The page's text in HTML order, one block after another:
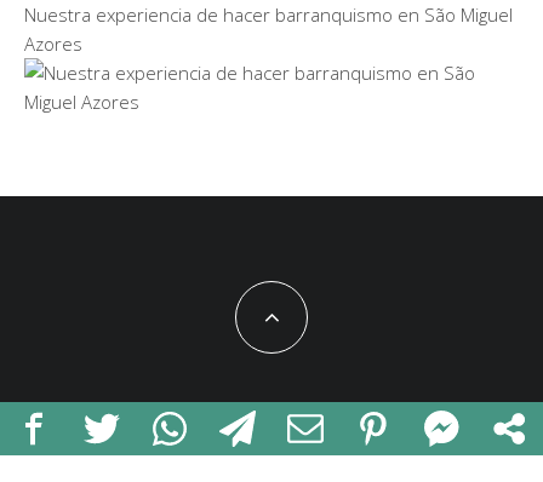
Nuestra experiencia de hacer barranquismo en São Miguel
Azores